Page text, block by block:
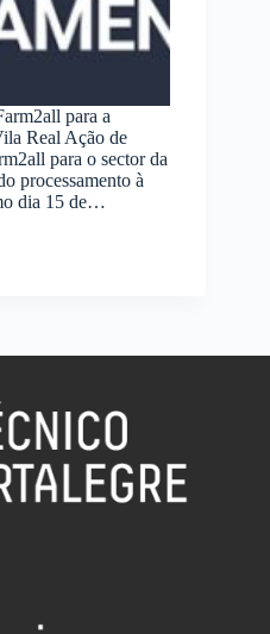
para a
Real Ação de
para o sector da
processamento à
dia 15 de…